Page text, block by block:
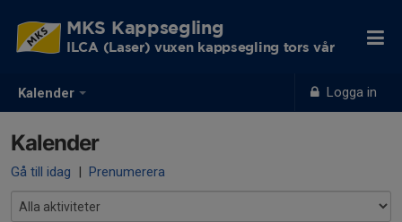
Kalender Logga in
MKS Kappsegling
ILCA (Laser) vuxen kappsegling tors vår
Kalender
Gå till idag | Prenumerera